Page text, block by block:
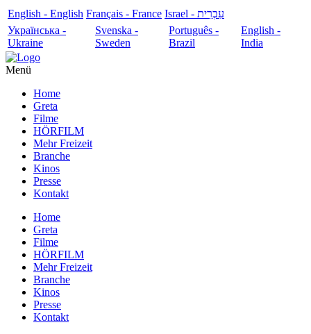
English - English Français - France
עִבְרִית - Israel
Українська -
Ukraine
Svenska -
Sweden
Português -
Brazil
English -
India
Menü
Home
Greta
Filme
HÖRFILM
Mehr Freizeit
Branche
Kinos
Presse
Kontakt
Home
Greta
Filme
HÖRFILM
Mehr Freizeit
Branche
Kinos
Presse
Kontakt